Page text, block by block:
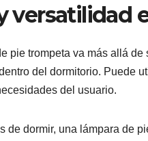
versatilidad
pie trompeta va más allá
del dormitorio. Puede
del usuario.
de dormir, una lámpara de